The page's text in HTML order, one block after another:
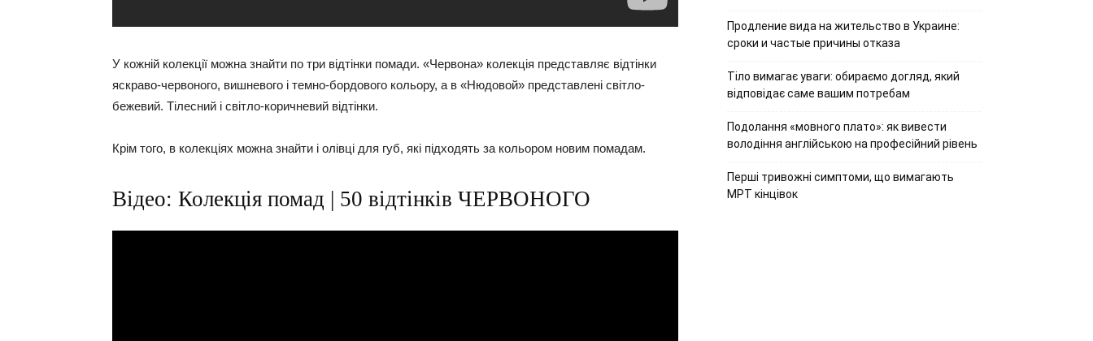
У кожній колекції можна знайти по три відтінки помади. «Червона» колекція представляє відтінки
яскраво-червоного, вишневого і темно-бордового кольору, а в «Нюдовой» представлені світло-
бежевий. Тілесний і світло-коричневий відтінки.
Крім того, в колекціях можна знайти і олівці для губ, які підходять за кольором новим помадам.
Відео: Колекція помад | 50 відтінків ЧЕРВОНОГО
Продление вида на жительство в Украине:
сроки и частые причины отказа
Тіло вимагає уваги: обираємо догляд, який
відповідає саме вашим потребам
Подолання «мовного плато»: як вивести
володіння англійською на професійний рівень
Перші тривожні симптоми, що вимагають
МРТ кінцівок